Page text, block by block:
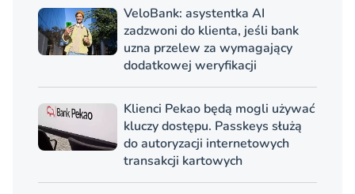
VeloBank: asystentka AI
zadzwoni do klienta, jeśli bank
uzna przelew za wymagający
dodatkowej weryfikacji
Klienci Pekao będą mogli używać
kluczy dostępu. Passkeys służą
do autoryzacji internetowych
transakcji kartowych